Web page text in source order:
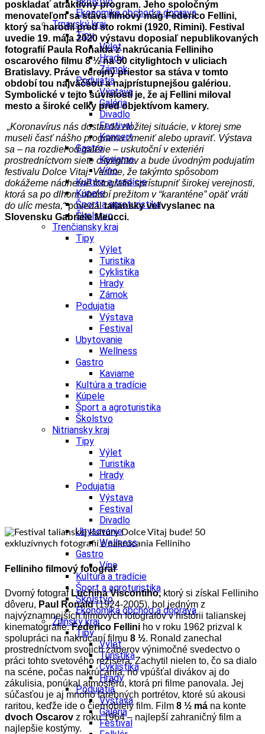
Ekonomika obchod a doprava
Trnavský kraj
Tipy
Výlet
Hrady
Zámok
Podujatia
Výstava
Galéria
Divadlo
Festival
Koncert
Gastro
Kaviarne
Víno
Kultúra a tradície
Kúpele
Šport a agroturistika
Školstvo
Trenčiansky kraj
Tipy
Výlet
Turistika
Cyklistika
Hrady
Zámok
Podujatia
Výstava
Festival
Ubytovanie
Wellness
Gastro
Kaviarne
Kultúra a tradície
Kúpele
Šport a agroturistika
Školstvo
Nitriansky kraj
Tipy
Výlet
Turistika
Hrady
Podujatia
Výstava
Festival
Divadlo
Ubytovanie
Wellness
Gastro
Víno
Kultúra a tradície
Šport a agroturistika
Školstvo
Ekonomika obchod a doprava
Žilinský kraj
Tipy
Výlet
Turistika
Cyklistika
Hrady
Podujatia
Výstava
Galéria
Festival
poskladať atraktívny program. Jeho spoločným
menovateľom sa stáva filmový mág Federico Fellini,
ktorý sa narodil pred sto rokmi (1920, Rimini). Festival
uvedie 19. mája 2020 výstavu doposiaľ nepublikovaných
fotografií Paula Ronalda z nakrúcania Felliniho
oscarového filmu 8 ½ na 50 citylightoch v uliciach
Bratislavy. Práve verejný priestor sa stáva v tomto
období tou najväčšou a najprístupnejšou galériou.
Symbolické v tejto súvislosti je, že aj Fellini miloval
mesto a široké celky pred objektívom kamery.
„Koronavírus nás dostal do zložitej situácie, v ktorej sme
museli časť nášho programu zmeniť alebo upraviť. Výstava
sa – na rozdiel od galérie – uskutoční v exteriéri
prostredníctvom siete citylightov a bude úvodným podujatím
festivalu Dolce Vitaj. Veríme, že takýmto spôsobom
dokážeme nádherné fotografie sprístupniť širokej verejnosti,
ktorá sa po dlhom období prežitom v “karanténe” opäť vráti
do ulíc mesta,“povedaltaliansky veľvyslanec na
Slovensku Gabriele Meucci.
Felliniho filmový fotograf
Dvorný fotografLuchina Viscontiho, ktorý si získal Felliniho
dôveru, Paul Ronald(1924-2005), bol jedným z
najvýznamnejších filmových fotografov v histórii talianskej
kinematografie.Federico Fellini ho v roku 1962 prizval k
spolupráci na nakrúcaní filmu 8 ½. Ronald zanechal
prostredníctvom svojich záberov výnimočné svedectvo o
práci tohto svetového režiséra. Zachytil nielen to, čo sa dialo
na scéne, počas nakrúcania, no vpúšťal divákov aj do
zákulisia, ponúkal atmosféru, ktorá pri filme panovala. Jej
súčasťou je aj mnoho farebných portrétov, ktoré sú akousi
raritou, keďže ide o čiernobiely film. Film 8 ½ má na konte
dvoch Oscarov z roku 1964 – najlepší zahraničný film a
najlepšie kostýmy.